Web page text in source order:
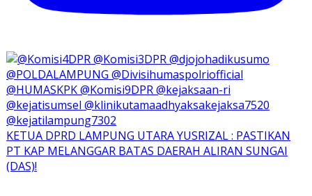
KETUA DPRD LAMPUNG UTARA YUSRIZAL : PASTIKAN
PT KAP MELANGGAR BATAS DAERAH ALIRAN SUNGAI
(DAS)!